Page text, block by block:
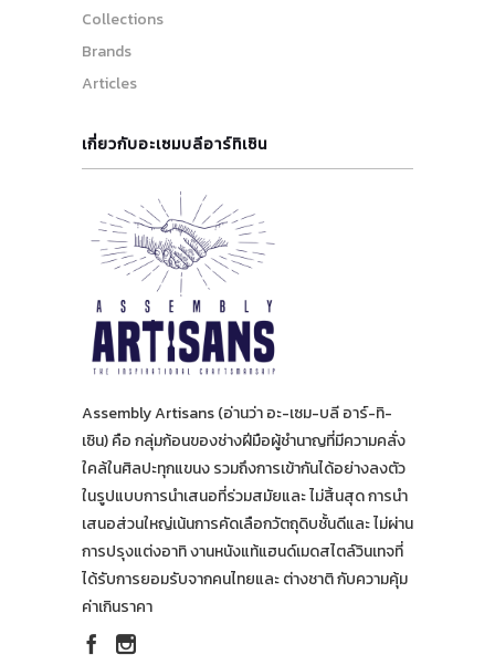
Collections
Brands
Articles
เกี่ยวกับอะเซมบลีอาร์ทิเซิน
Assembly Artisans (อ่านว่า อะ-เซม-บลี อาร์-ทิ-
เซิน) คือ กลุ่มก้อนของช่างฝีมือผู้ชำนาญที่มีความคลั่ง
ใคล้ในศิลปะทุกแขนง รวมถึงการเข้ากันได้อย่างลงตัว
ในรูปแบบการนำเสนอที่ร่วมสมัยและ ไม่สิ้นสุด การนำ
เสนอส่วนใหญ่เน้นการคัดเลือกวัตถุดิบชั้นดีและ ไม่ผ่าน
การปรุงแต่งอาทิ งานหนังแท้แฮนด์เมดสไตล์วินเทจที่
ได้รับการยอมรับจากคนไทยและ ต่างชาติ กับความคุ้ม
ค่าเกินราคา